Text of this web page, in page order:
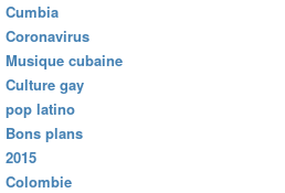
Cumbia
Coronavirus
Musique cubaine
Culture gay
pop latino
Bons plans
2015
Colombie